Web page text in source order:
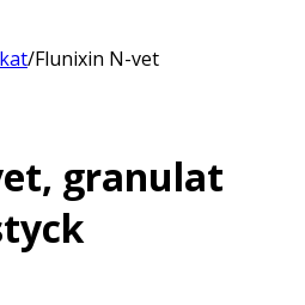
/Flunixin N-vet
granulat